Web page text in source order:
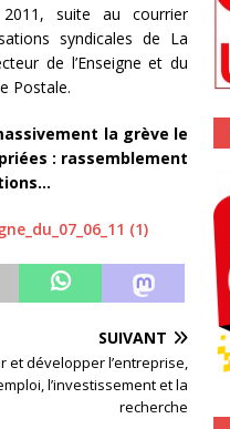
– Janvier 2024 ACTUALITÉ
suite au courrier
syndicales de La
de l’Enseigne et du
Postale.
la grève le
: rassemblement
(1)
SUIVANT
et développer l’entreprise,
l’investissement et la
recherche